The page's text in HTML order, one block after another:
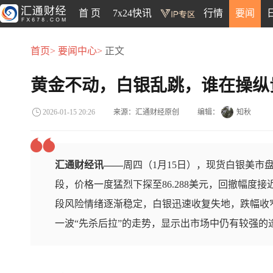
首 页 7x24快讯 行情 要闻
首页> 要闻中心> 正文
黄金不动，白银乱跳，谁在操
2026-01-15 20:26 来源：汇通财经原创 编辑： 知秋
汇通财经讯——周四（1月15日），现货白银美市
段，价格一度猛烈下探至86.288美元，回撤幅度
段风险情绪逐渐稳定，白银迅速收复失地，跌幅
一波“先杀后拉”的走势，显示出市场中仍有较强的